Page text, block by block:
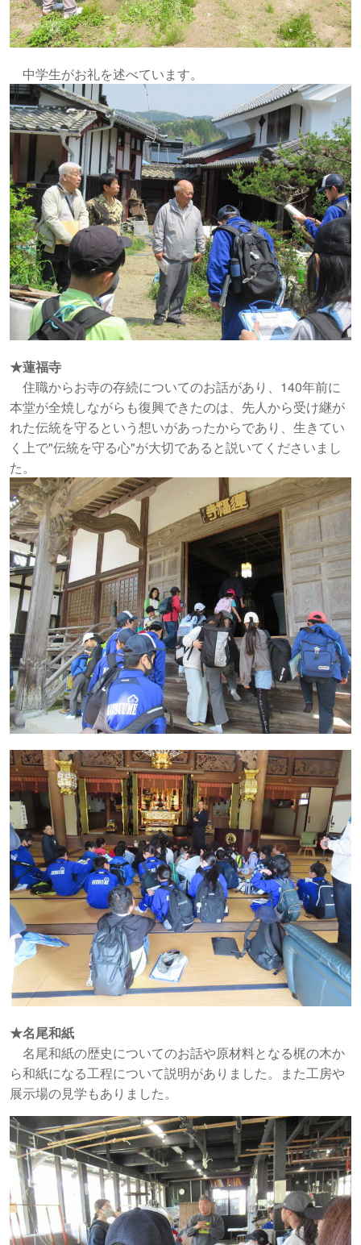
中学生がお礼を述べています。
★蓮福寺
住職からお寺の存続についてのお話があり、140年前に
本堂が全焼しながらも復興できたのは、先人から受け継が
れた伝統を守るという想いがあったからであり、生きてい
く上で"伝統を守る心"が大切であると説いてくださいまし
た。
★名尾和紙
名尾和紙の歴史についてのお話や原材料となる梶の木か
ら和紙になる工程について説明がありました。また工房や
展示場の見学もありました。